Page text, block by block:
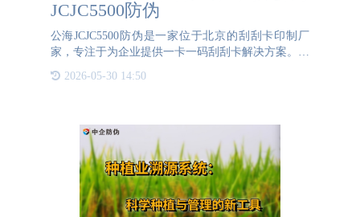
JCJC5500防伪
公海JCJC5500防伪是一家位于北京的刮刮卡印制厂
家，专注于为企业提供一卡一码刮刮卡解决方案。公
机生成唯一的一卡一码防伪码，确保每个刮刮卡都拥
2026-05-30 14:50